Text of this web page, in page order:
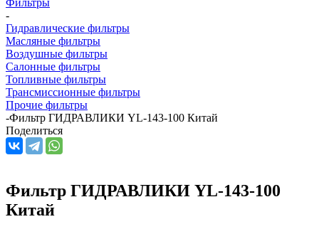
-
Гидравлические фильтры
Масляные фильтры
Воздушные фильтры
Салонные фильтры
Топливные фильтры
Трансмиссионные фильтры
Прочие фильтры
-Фильтр ГИДРАВЛИКИ YL-143-100 Китай
Поделиться
Фильтр ГИДРАВЛИКИ YL-143-100
Китай